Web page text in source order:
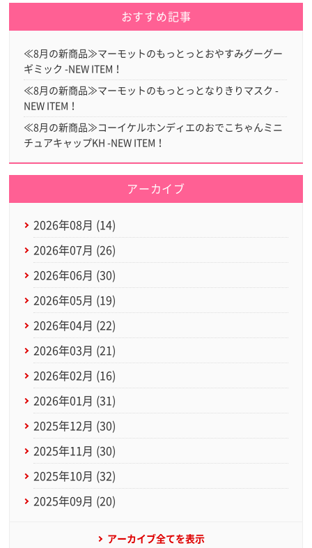
おすすめ記事
≪8月の新商品≫マーモットのもっとっとおやすみグーグー
ギミック -NEW ITEM！
≪8月の新商品≫マーモットのもっとっとなりきりマスク -
NEW ITEM！
≪8月の新商品≫コーイケルホンディエのおでこちゃんミニ
チュアキャップKH -NEW ITEM！
アーカイブ
2026年08月 (14)
2026年07月 (26)
2026年06月 (30)
2026年05月 (19)
2026年04月 (22)
2026年03月 (21)
2026年02月 (16)
2026年01月 (31)
2025年12月 (30)
2025年11月 (30)
2025年10月 (32)
2025年09月 (20)
アーカイブ全てを表示